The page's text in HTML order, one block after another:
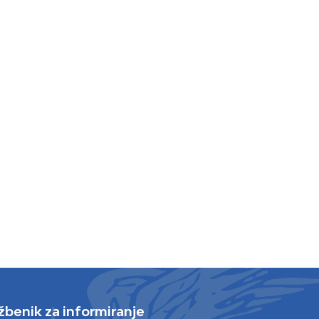
za informiranje